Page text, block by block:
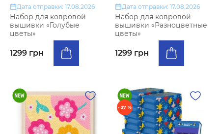
Дата отправки: 17.08.2026
Набор для ковровой
вышивки «Голубые
цветы»
1299 грн
Дата отправки: 17.08.2026
Набор для ковровой
вышивки «Разноцветные
цветы»
1299 грн
- 27 %